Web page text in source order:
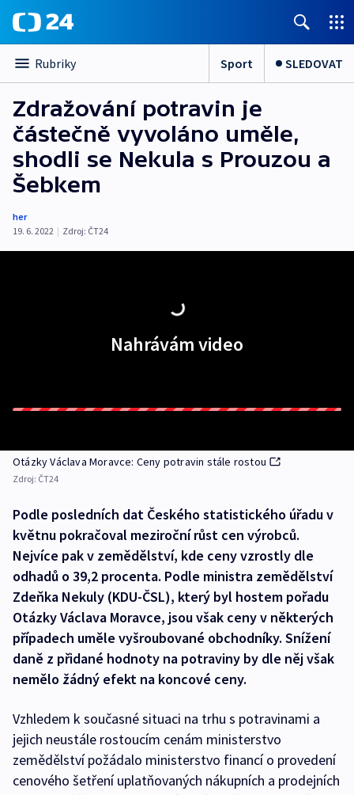
Rubriky Sport SLEDOVAT
Zdražování potravin je
částečně vyvoláno uměle,
shodli se Nekula s Prouzou a
Šebkem
her
19. 6. 2022 | Zdroj: ČT24
Nahrávám video
Otázky Václava Moravce: Ceny potravin stále rostou
Zdroj: ČT24
Podle posledních dat Českého statistického úřadu v
květnu pokračoval meziroční růst cen výrobců.
Nejvíce pak v zemědělství, kde ceny vzrostly dle
odhadů o 39,2 procenta. Podle ministra zemědělství
Zdeňka Nekuly (KDU-ČSL), který byl hostem pořadu
Otázky Václava Moravce, jsou však ceny v některých
případech uměle vyšroubované obchodníky. Snížení
daně z přidané hodnoty na potraviny by dle něj však
nemělo žádný efekt na koncové ceny.
Vzhledem k současné situaci na trhu s potravinami a
jejich neustále rostoucím cenám ministerstvo
zemědělství požádalo ministerstvo financí o provedení
cenového šetření uplatňovaných nákupních a prodejních